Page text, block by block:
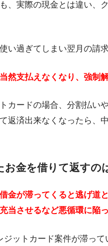
、実際の現金とは違い、
い過ぎてしまい翌月の請
然支払えなくなり、強制
カードの場合、分割払い
返済出来なくなったら、
お金を借りて返すの
金が滞ってくると逃げ道
当させるなど悪循環に陥
ジットカード案件が滞っ